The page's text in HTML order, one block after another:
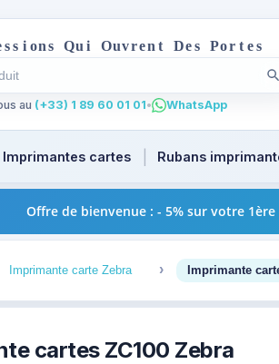
s s i ons Qu i Ouvren t Des Por t es
au focus. Tapez au moins 2
au (+33) 1 89 60 01 01• WhatsApp
Imprimantes cartes Rubans
Offre de bienvenue : - 5% sur votre
Imprimante carte Zebra Imprimante
cartes ZC100 Zebra